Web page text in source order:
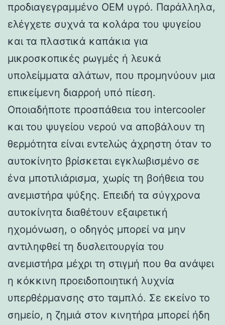
προδιαγεγραμμένο OEM υγρό. Παράλληλα,
ελέγχετε συχνά τα κολάρα του ψυγείου
και τα πλαστικά καπάκια για
μικροσκοπικές ρωγμές ή λευκά
υπολείμματα αλάτων, που προμηνύουν μια
επικείμενη διαρροή υπό πίεση.
Οποιαδήποτε προσπάθεια του intercooler
και του ψυγείου νερού να αποβάλουν τη
θερμότητα είναι εντελώς άχρηστη όταν το
αυτοκίνητο βρίσκεται εγκλωβισμένο σε
ένα μποτιλιάρισμα, χωρίς τη βοήθεια του
ανεμιστήρα ψύξης. Επειδή τα σύγχρονα
αυτοκίνητα διαθέτουν εξαιρετική
ηχομόνωση, ο οδηγός μπορεί να μην
αντιληφθεί τη δυσλειτουργία του
ανεμιστήρα μέχρι τη στιγμή που θα ανάψει
η κόκκινη προειδοποιητική λυχνία
υπερθέρμανσης στο ταμπλό. Σε εκείνο το
σημείο, η ζημιά στον κινητήρα μπορεί ήδη